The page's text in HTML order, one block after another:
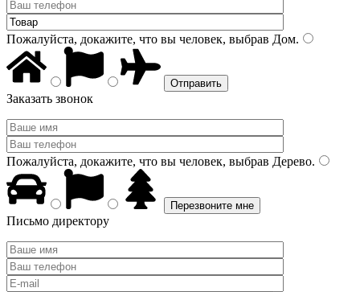
Пожалуйста, докажите, что вы человек, выбрав Дом.
Заказать звонок
Пожалуйста, докажите, что вы человек, выбрав Дерево.
Письмо директору